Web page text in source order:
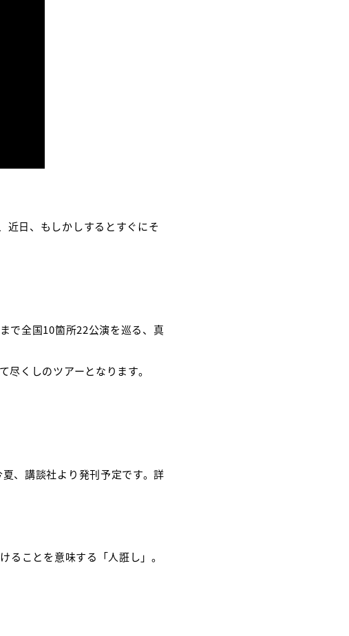
近日、もしかしするとすぐにそ
で全国10箇所22公演を巡る、真
くしのツアーとなります。
、講談社より発刊予定です。詳
ることを意味する「人誑し」。